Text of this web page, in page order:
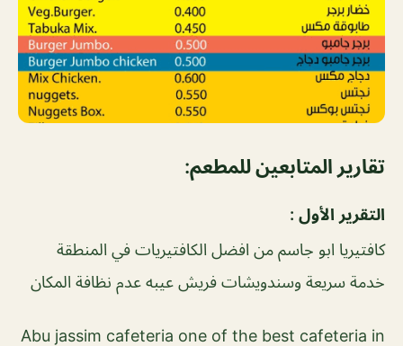
تقارير المتابعين للمطعم:
التقرير الأول :
كافتيريا ابو جاسم من افضل الكافتيريات في المنطقة
خدمة سريعة وسندويشات فريش عيبه عدم نظافة المكان
Abu jassim cafeteria one of the best cafeteria in